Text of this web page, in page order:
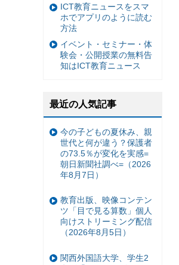
ICT教育ニュースをスマ
ホでアプリのように読む
方法
イベント・セミナー・体
験会・公開授業の無料告
知はICT教育ニュース
最近の人気記事
今の子どもの夏休み、親
世代と何が違う？保護者
の73.5％が変化を実感=
朝日新聞社調べ=（2026
年8月7日）
教育出版、映像コンテン
ツ「目で見る算数」個人
向けストリーミング配信
（2026年8月5日）
関西外国語大学、学生2